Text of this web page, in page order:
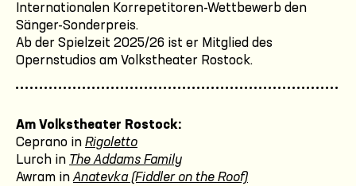
Internationalen Korrepetitoren-Wettbewerb den
Sänger-Sonderpreis.
Ab der Spielzeit 2025/26 ist er Mitglied des
Opernstudios am Volkstheater Rostock.
Am Volkstheater Rostock:
Ceprano in Rigoletto
Lurch in The Addams Family
Awram in Anatevka (Fiddler on the Roof)